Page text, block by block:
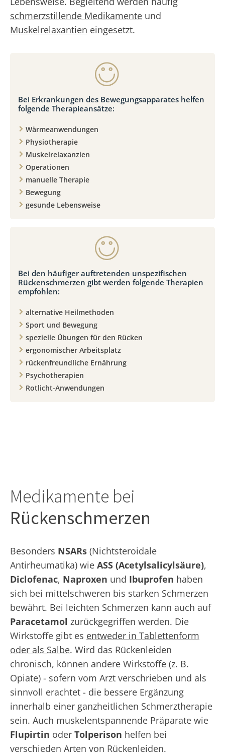
schmerzstillende Medikamente und
Muskelrelaxantien eingesetzt.
Bei Erkrankungen des Bewegungsapparates helfen
folgende Therapieansätze:
Wärmeanwendungen
Physiotherapie
Muskelrelaxanzien
Operationen
manuelle Therapie
Bewegung
gesunde Lebensweise
Bei den häufiger auftretenden unspezifischen
Rückenschmerzen gibt werden folgende Therapien
empfohlen:
alternative Heilmethoden
Sport und Bewegung
spezielle Übungen für den Rücken
ergonomischer Arbeitsplatz
rückenfreundliche Ernährung
Psychotherapien
Rotlicht-Anwendungen
Medikamente bei
Rückenschmerzen
Besonders NSARs (Nichtsteroidale
Antirheumatika) wie ASS (Acetylsalicylsäure),
Diclofenac, Naproxen und Ibuprofen haben
sich bei mittelschweren bis starken Schmerzen
bewährt. Bei leichten Schmerzen kann auch auf
Paracetamol zurückgegriffen werden. Die
Wirkstoffe gibt es entweder in Tablettenform
oder als Salbe. Wird das Rückenleiden
chronisch, können andere Wirkstoffe (z. B.
Opiate) - sofern vom Arzt verschrieben und als
sinnvoll erachtet - die bessere Ergänzung
innerhalb einer ganzheitlichen Schmerztherapie
sein. Auch muskelentspannende Präparate wie
Flupirtin oder Tolperison helfen bei
verschieden Arten von Rückenleiden.